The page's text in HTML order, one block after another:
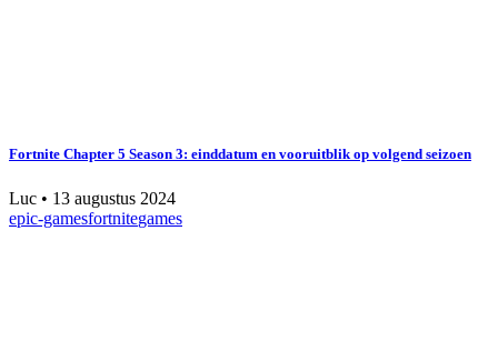
Fortnite Chapter 5 Season 3: einddatum en vooruitblik op volgend seizoen
Luc • 13 augustus 2024
epic-gamesfortnitegames